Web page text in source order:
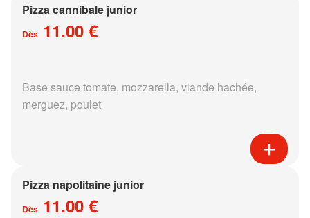
Pizza cannibale junior
Dès 11.00 €
Base sauce tomate, mozzarella, viande hachée,
merguez, poulet
Pizza napolitaine junior
Dès 11.00 €